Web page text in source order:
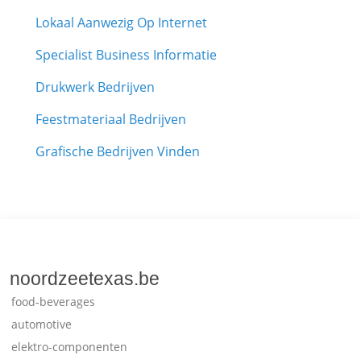
Lokaal Aanwezig Op Internet
Specialist Business Informatie
Drukwerk Bedrijven
Feestmateriaal Bedrijven
Grafische Bedrijven Vinden
noordzeetexas.be
food-beverages
automotive
elektro-componenten